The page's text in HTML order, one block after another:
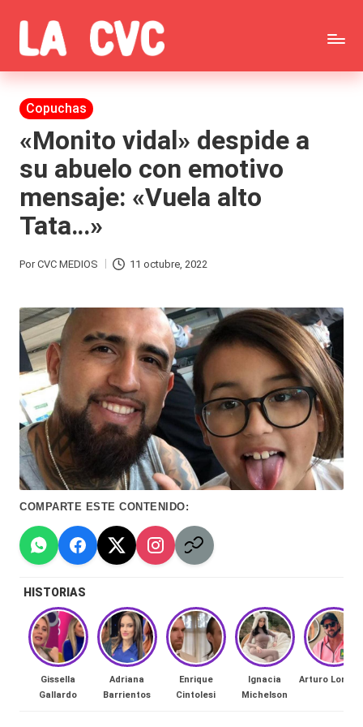
Saltar
al
contenido
C
o
p
u
c
h
a
s
F
ar
á
n
d
ul
a
C
hi
le
a
🔥
Todas
las
noticias
de
la
farándula,
Brava,
Gran
Hermano
-
Tendencias
-
Exclusivas
Tv
y
redes
lacvc.com
Publicada
Copuchas
«Monito vidal» despide a
su abuelo con emotivo
mensaje: «Vuela alto
Tata…»
Publicado
PorCVC MEDIOS 11 octubre, 2022
COMPARTE ESTE CONTENIDO:
HISTORIAS
Gissella
Gallardo
Adriana
Barrientos
Enrique
Cintolesi
Ignacia
Michelson
Arturo